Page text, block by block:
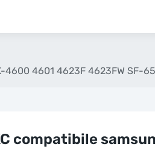
4600 4601 4623F 4623FW SF-
compatibile